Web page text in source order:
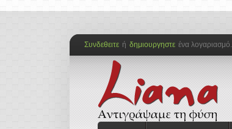
Συνδεθειτε ή δημιουργηστε ένα λογαριασμό.